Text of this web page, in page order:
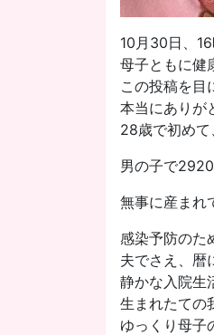
10月30日、
母子ともに健
この投稿を目
本当にありが
28歳で初めて
男の子で
無事に産まれ
感染予防のた
夫でさえ、暦
静かな入院生
生まれたての
ゆっくり母子